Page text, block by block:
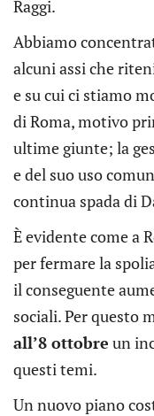
Raggi.
Abbiamo
alcuni assi che
e su cui ci stiamo
di Roma, motivo
ultime giunte; la
e del suo uso
continua spada di
È evidente come a
per fermare la
il conseguente
sociali. Per questo
all’8 ottobre un
questi temi.
Un nuovo piano